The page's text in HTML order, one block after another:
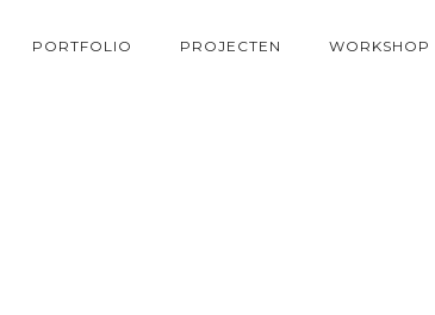
PORTFOLIO PROJECTEN WORKSHOP